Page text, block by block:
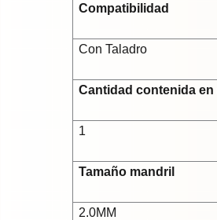
Compatibilidad
Con Taladro
Cantidad contenida en
1
Tamaño mandril
2.0MM